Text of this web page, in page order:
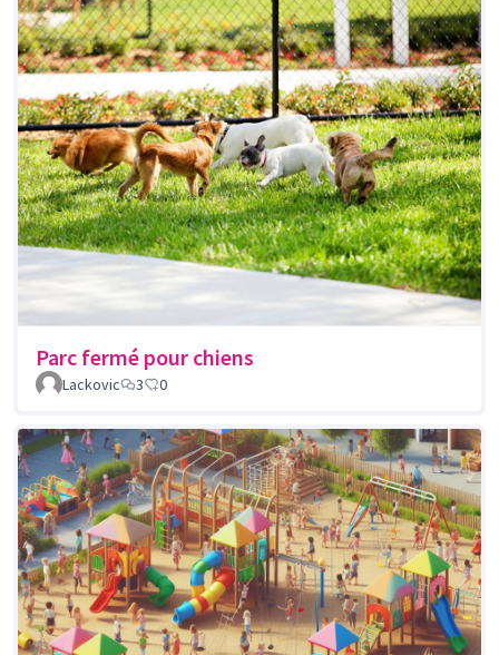
Parc fermé pour chiens
Lackovic 3 0